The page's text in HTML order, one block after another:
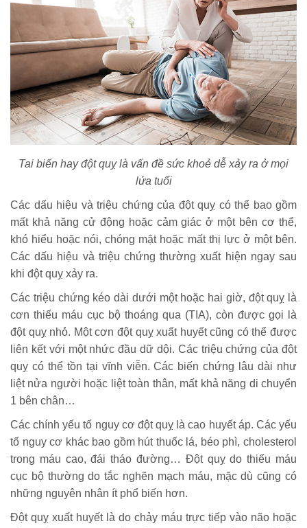
Tai biến hay đột quỵ là vấn đề sức khoẻ dễ xảy ra ở mọi
lứa tuổi
Các dấu hiệu và triệu chứng của đột quỵ có thể bao gồm
mất khả năng cử động hoặc cảm giác ở một bên cơ thể,
khó hiểu hoặc nói, chóng mặt hoặc mất thị lực ở một bên.
Các dấu hiệu và triệu chứng thường xuất hiện ngay sau
khi đột quỵ xảy ra.
Các triệu chứng kéo dài dưới một hoặc hai giờ, đột quỵ là
cơn thiếu máu cục bộ thoáng qua (TIA), còn được gọi là
đột quỵ nhỏ. Một cơn đột quỵ xuất huyết cũng có thể được
liên kết với một nhức đầu dữ dội. Các triệu chứng của đột
quỵ có thể tồn tại vĩnh viễn. Các biến chứng lâu dài như
liệt nửa người hoặc liệt toàn thân, mất khả năng di chuyển
1 bên chân…
Các chính yếu tố nguy cơ đột quỵ là cao huyết áp. Các yếu
tố nguy cơ khác bao gồm hút thuốc lá, béo phì, cholesterol
trong máu cao, đái tháo đường… Đột quỵ do thiếu máu
cục bộ thường do tắc nghẽn mạch máu, mặc dù cũng có
những nguyên nhân ít phổ biến hơn.
Đột quỵ xuất huyết là do chảy máu trực tiếp vào não hoặc